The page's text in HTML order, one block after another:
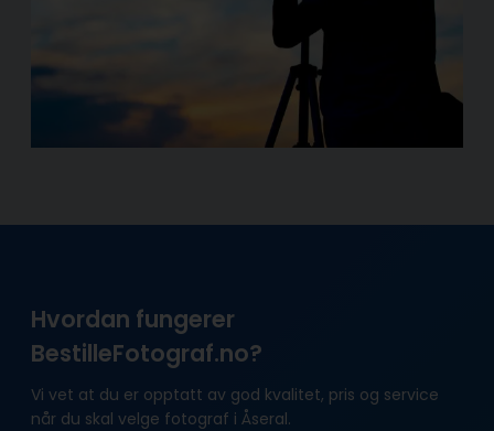
Hvordan fungerer
BestilleFotograf.no?
Vi vet at du er opptatt av god kvalitet, pris og service
når du skal velge fotograf i Åseral.